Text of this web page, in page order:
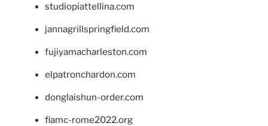
studiopiattellina.com
jannagrillspringfield.com
fujiyamacharleston.com
elpatronchardon.com
donglaishun-order.com
fiamc-rome2022.org